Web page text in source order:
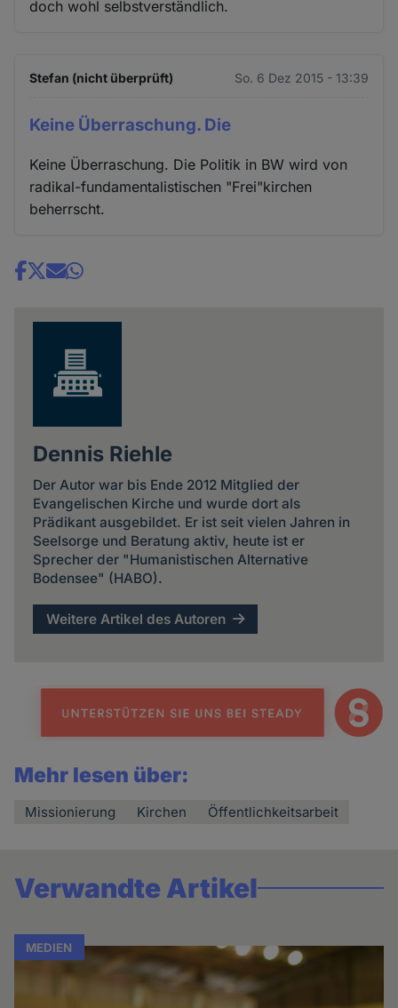
doch wohl selbstverständlich.
Stefan (nicht überprüft) So. 6 Dez 2015 - 13:39
Keine Überraschung. Die
Keine Überraschung. Die Politik in BW wird von
radikal-fundamentalistischen "Frei"kirchen
beherrscht.
Share
Dennis Riehle
Der Autor war bis Ende 2012 Mitglied der
Evangelischen Kirche und wurde dort als
Prädikant ausgebildet. Er ist seit vielen Jahren in
Seelsorge und Beratung aktiv, heute ist er
Sprecher der "Humanistischen Alternative
Bodensee" (HABO).
Weitere Artikel des Autoren
Mehr lesen über:
Missionierung Kirchen Öffentlichkeitsarbeit
Verwandte Artikel
MEDIEN